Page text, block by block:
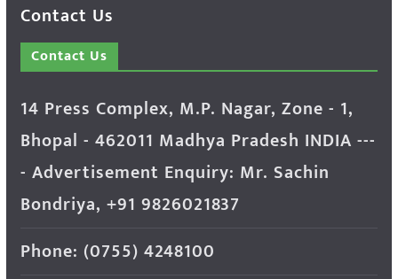
Contact Us
Contact Us
14 Press Complex, M.P. Nagar, Zone - 1,
Bhopal - 462011 Madhya Pradesh INDIA ---
- Advertisement Enquiry: Mr. Sachin
Bondriya, +91 9826021837
Phone: (0755) 4248100